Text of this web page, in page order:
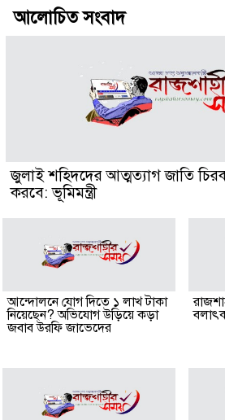
আলোচিত সংবাদ
জুলাই শহিদদের আত্মত্যাগ জাতি
করবে: ভূমিমন্ত্রী
আন্দোলনে যোগ দিতে ১ লাখ টাকা
নিয়েছেন? অভিযোগ উড়িয়ে কড়া
জবাব উরফি জাভেদের